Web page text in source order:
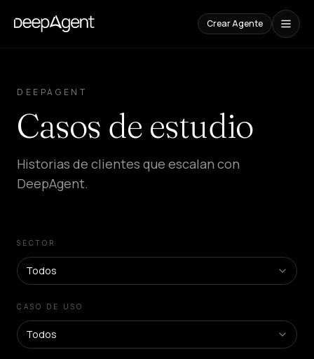
Crear Agente
Estudio
CONTENIDOS
Compara
herramientas
de
Guías,
tendencias
SOLUCIONES
Plataforma
SaaS
DEEPAGENT
Casos de estudio
Historias de clientes que escalan con
DeepAgent.
SECTOR
Todos
CASO DE USO
Todos